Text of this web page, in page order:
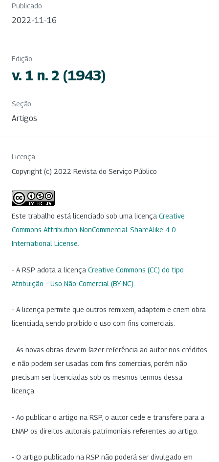
Publicado
2022-11-16
Edição
v. 1 n. 2 (1943)
Seção
Artigos
Licença
Copyright (c) 2022 Revista do Serviço Público
Este trabalho está licenciado sob uma licença Creative
Commons Attribution-NonCommercial-ShareAlike 4.0
International License
- A RSP adota a licença Creative Commons (CC) do tipo
Atribuição – Uso Não-Comercial (BY-NC)
- A licença permite que outros remixem, adaptem e criem obra
licenciada, sendo proibido o uso com fins comerciais.
- As novas obras devem fazer referência ao autor nos créditos
e não podem ser usadas com fins comerciais, porém não
precisam ser licenciadas sob os mesmos termos dessa
licença.
- Ao publicar o artigo na RSP, o autor cede e transfere para a
ENAP os direitos autorais patrimoniais referentes ao artigo.
- O artigo publicado na RSP não poderá ser divulgado em